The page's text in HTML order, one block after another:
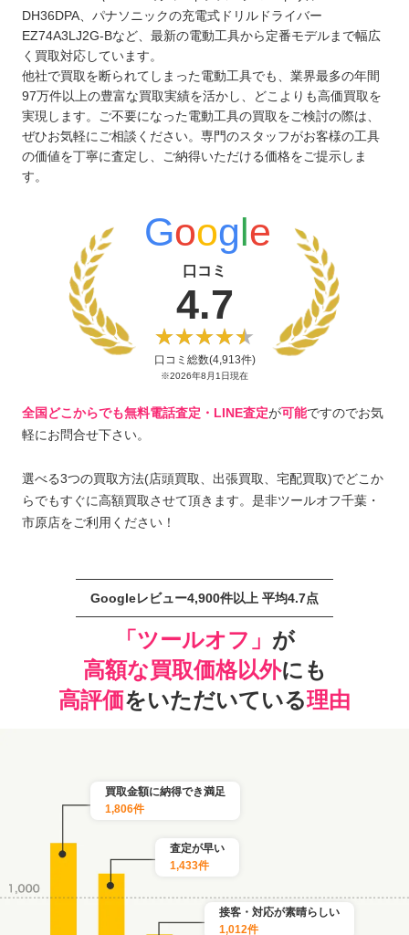
DH36DPA、パナソニックの充電式ドリルドライバー
EZ74A3LJ2G-Bなど、最新の電動工具から定番モデルまで幅広
く買取対応しています。
他社で買取を断られてしまった電動工具でも、業界最多の年間
97万件以上の豊富な買取実績を活かし、どこよりも高価買取を
実現します。ご不要になった電動工具の買取をご検討の際は、
ぜひお気軽にご相談ください。専門のスタッフがお客様の工具
の価値を丁寧に査定し、ご納得いただける価格をご提示しま
す。
Google
口コミ
4.7
口コミ総数(4,913件)
※2026年8月1日現在
全国どこからでも無料電話査定・LINE査定が可能ですのでお気
軽にお問合せ下さい。
選べる3つの買取方法(店頭買取、出張買取、宅配買取)でどこか
らでもすぐに高額買取させて頂きます。是非ツールオフ千葉・
市原店をご利用ください！
Googleレビュー4,900件以上 平均4.7点
「ツールオフ」 が
高額な買取価格以外にも
高評価をいただいている理由
買取金額に納得でき満足
1,806件
査定が早い
1,433件
接客・対応が素晴らしい
1,012件